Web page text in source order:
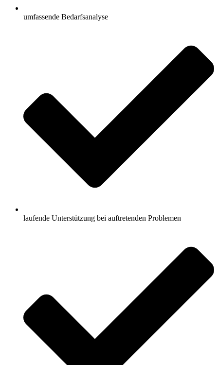
umfassende Bedarfsanalyse
laufende Unterstützung bei auftretenden Problemen